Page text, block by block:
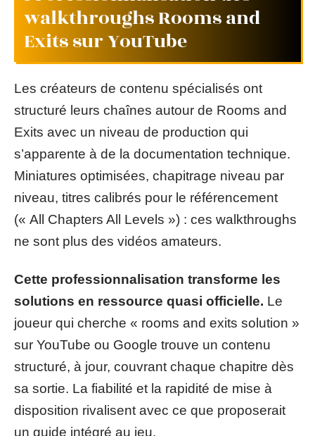
walkthroughs Rooms and
Exits sur YouTube
Les créateurs de contenu spécialisés ont
structuré leurs chaînes autour de Rooms and
Exits avec un niveau de production qui
s’apparente à de la documentation technique.
Miniatures optimisées, chapitrage niveau par
niveau, titres calibrés pour le référencement
(« All Chapters All Levels ») : ces walkthroughs
ne sont plus des vidéos amateurs.
Cette professionnalisation transforme les
solutions en ressource quasi officielle. Le
joueur qui cherche « rooms and exits solution »
sur YouTube ou Google trouve un contenu
structuré, à jour, couvrant chaque chapitre dès
sa sortie. La fiabilité et la rapidité de mise à
disposition rivalisent avec ce que proposerait
un guide intégré au jeu.